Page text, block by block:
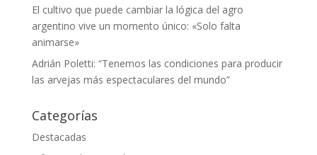
El cultivo que puede cambiar la lógica del agro
argentino vive un momento único: «Solo falta
animarse»
Adrián Poletti: “Tenemos las condiciones para producir
las arvejas más espectaculares del mundo”
Categorías
Destacadas